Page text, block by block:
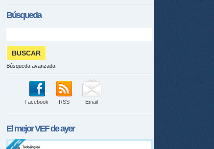
Búsqueda
Búsqueda avanzada
Facebook RSS Email
El mejorVEFde ayer